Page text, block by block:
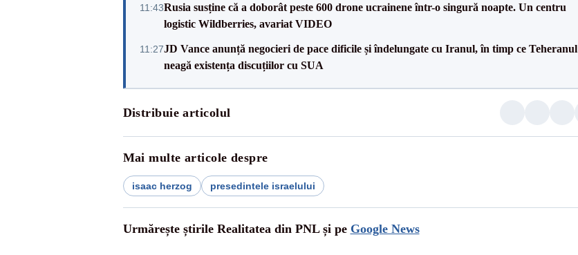
11:43Rusia susține că a doborât peste 600 drone ucrainene într-o singură noapte. Un centru
logistic Wildberries, avariat VIDEO
11:27JD Vance anunță negocieri de pace dificile și îndelungate cu Iranul, în timp ce Teheranul
neagă existența discuțiilor cu SUA
Distribuie articolul
Mai multe articole despre
isaac herzog presedintele israelului
Urmărește știrile Realitatea din PNL și pe Google News